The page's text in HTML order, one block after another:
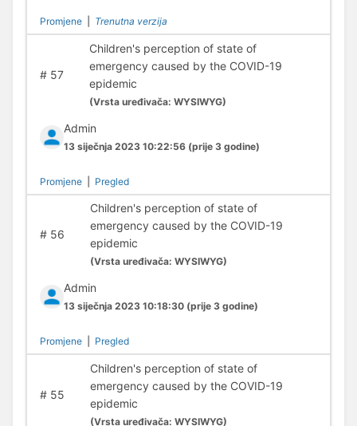
Promjene Trenutna verzija
#57
Children's perception of state of
emergency caused by the COVID-19
epidemic
(Vrsta uređivača: WYSIWYG)
Admin
13 siječnja 2023 10:22:56 (prije 3 godine)
Promjene Pregled
#56
Children's perception of state of
emergency caused by the COVID-19
epidemic
(Vrsta uređivača: WYSIWYG)
Admin
13 siječnja 2023 10:18:30 (prije 3 godine)
Promjene Pregled
#55
Children's perception of state of
emergency caused by the COVID-19
epidemic
(Vrsta uređivača: WYSIWYG)